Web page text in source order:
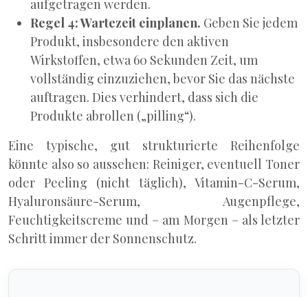
aufgetragen werden.
Regel 4: Wartezeit einplanen. Geben Sie jedem
Produkt, insbesondere den aktiven
Wirkstoffen, etwa 60 Sekunden Zeit, um
vollständig einzuziehen, bevor Sie das nächste
auftragen. Dies verhindert, dass sich die
Produkte abrollen („pilling“).
Eine typische, gut strukturierte Reihenfolge
könnte also so aussehen: Reiniger, eventuell Toner
oder Peeling (nicht täglich), Vitamin-C-Serum,
Hyaluronsäure-Serum, Augenpflege,
Feuchtigkeitscreme und – am Morgen – als letzter
Schritt immer der Sonnenschutz.